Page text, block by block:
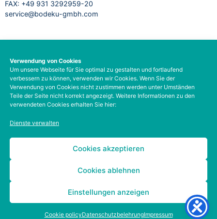
Verwendung von Cookies
Um unsere Webseite für Sie optimal zu gestalten und fortlaufend
verbessern zu können, verwenden wir Cookies. Wenn Sie der
Verwendung von Cookies nicht zustimmen werden unter Umständen
Teile der Seite nicht korrekt angezeigt. Weitere Informationen zu den
verwendeten Cookies erhalten Sie hier:
Dienste verwalten
Cookies akzeptieren
Cookies ablehnen
Einstellungen anzeigen
Cookie policyDatenschutzbelehrungImpressum
FAX: +49 931 3292959-20
service@bodeku-gmbh.com
Impressum
Datenschutzbelehrung
AGB
Barrierefreiheit
Kontodetails